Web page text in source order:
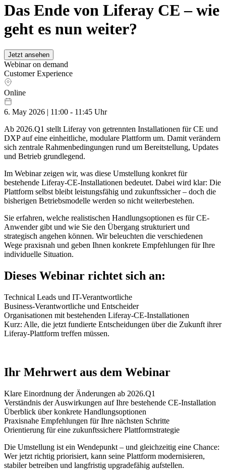
content
Das Ende von Liferay CE – wie
geht es nun weiter?
Jetzt ansehen
Webinar on demand
Customer Experience
Online
6. May 2026 | 11:00 - 11:45 Uhr
Ab 2026.Q1 stellt Liferay von getrennten Installationen für CE und
DXP auf eine einheitliche, modulare Plattform um. Damit verändern
sich zentrale Rahmenbedingungen rund um Bereitstellung, Updates
und Betrieb grundlegend.
Im Webinar zeigen wir, was diese Umstellung konkret für
bestehende Liferay-CE-Installationen bedeutet. Dabei wird klar: Die
Plattform selbst bleibt leistungsfähig und zukunftssicher – doch die
bisherigen Betriebsmodelle werden so nicht weiterbestehen.
Sie erfahren, welche realistischen Handlungsoptionen es für CE-
Anwender gibt und wie Sie den Übergang strukturiert und
strategisch angehen können. Wir beleuchten die verschiedenen
Wege praxisnah und geben Ihnen konkrete Empfehlungen für Ihre
individuelle Situation.
Dieses Webinar richtet sich an:
Technical Leads und IT-Verantwortliche
Business-Verantwortliche und Entscheider
Organisationen mit bestehenden Liferay-CE-Installationen
Kurz: Alle, die jetzt fundierte Entscheidungen über die Zukunft ihrer
Liferay-Plattform treffen müssen.
Ihr Mehrwert aus dem Webinar
Klare Einordnung der Änderungen ab 2026.Q1
Verständnis der Auswirkungen auf Ihre bestehende CE-Installation
Überblick über konkrete Handlungsoptionen
Praxisnahe Empfehlungen für Ihre nächsten Schritte
Orientierung für eine zukunftssichere Plattformstrategie
Die Umstellung ist ein Wendepunkt – und gleichzeitig eine Chance:
Wer jetzt richtig priorisiert, kann seine Plattform modernisieren,
stabiler betreiben und langfristig upgradefähig aufstellen.